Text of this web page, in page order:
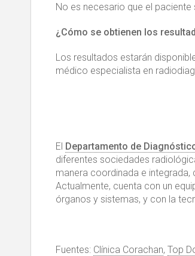
No es necesario que el paciente
¿Cómo se obtienen los
Los resultados estarán
médico especialista en
El Departamento de
diferentes sociedades
manera coordinada e
Actualmente, cuenta con un
órganos y sistemas, y con la
Fuentes: Clínica Corachan, Top